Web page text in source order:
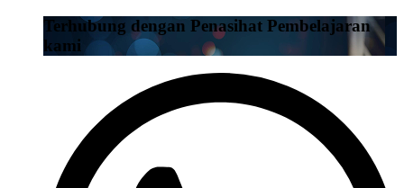
Terhubung dengan Penasihat Pembelajaran
kami